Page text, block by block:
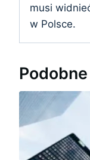
musi
w Polsce.